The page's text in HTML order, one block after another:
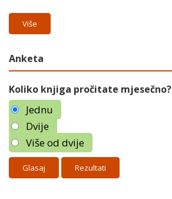
Više
Anketa
Koliko knjiga pročitate mjesečno?
Jednu
Dvije
Više od dvije
Rezultati